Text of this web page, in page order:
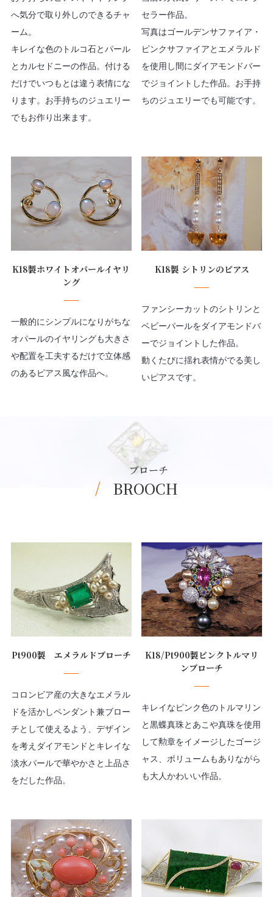
へ気分で取り外しのできるチャ
ーム。
キレイな色のトルコ石とパール
とカルセドニーの作品。付ける
だけでいつもとは違う表情にな
ります。お手持ちのジュエリー
でもお作り出来ます。
セラー作品。
写真はゴールデンサファイア・
ピンクサファイアとエメラルド
を使用し間にダイアモンドバー
でジョイントした作品。お手持
ちのジュエリーでも可能です。
K18製ホワイトオパールイヤリ
ング
一般的にシンプルになりがちな
オパールのイヤリングも大きさ
や配置を工夫するだけで立体感
のあるピアス風な作品へ。
K18製 シトリンのピアス
ファンシーカットのシトリンと
ベビーパールをダイアモンドバ
ーでジョイントした作品。
動くたびに揺れ表情がでる美し
いピアスです。
ブローチ
BROOCH
Pt900製 エメラルドブローチ
コロンビア産の大きなエメラル
ドを活かしペンダント兼ブロー
チとして使えるよう、デザイン
を考えダイアモンドとキレイな
淡水パールで華やかさと上品さ
をだした作品。
K18/Pt900製ピンクトルマリ
ンブローチ
キレイなピンク色のトルマリン
と黒蝶真珠とあこや真珠を使用
して勲章をイメージしたゴージ
ャス、ボリュームもありながら
も大人かわいい作品。